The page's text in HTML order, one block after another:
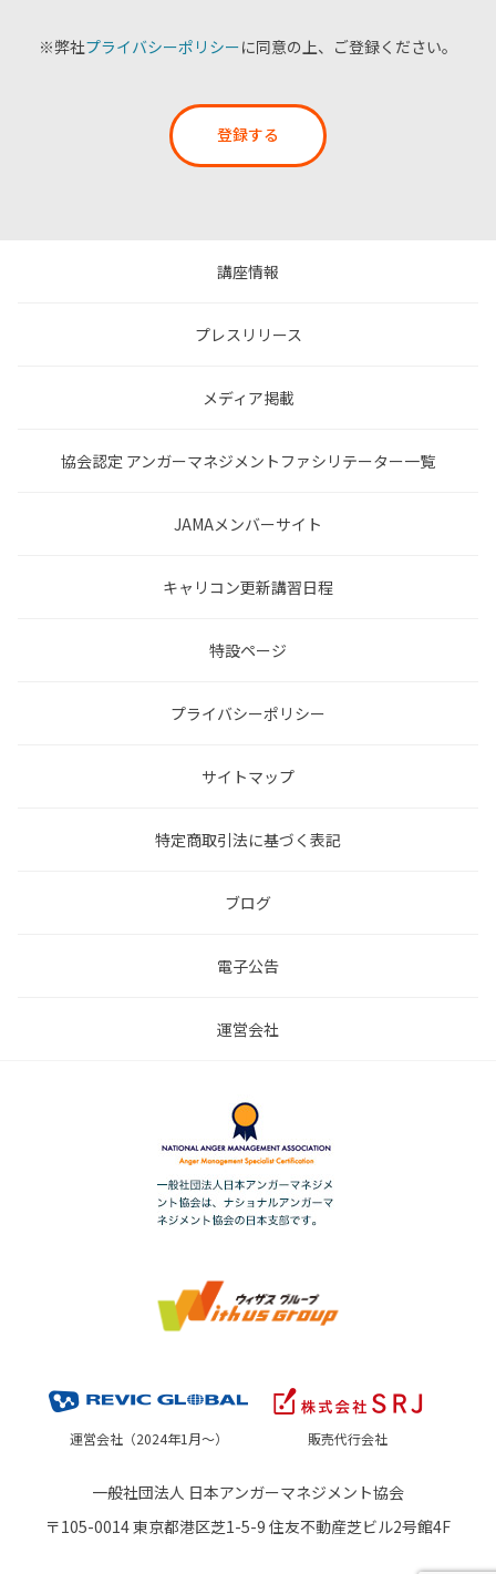
※弊社プライバシーポリシーに同意の上、ご登録ください。
登録する
講座情報
プレスリリース
メディア掲載
協会認定 アンガーマネジメントファシリテーター一覧
JAMAメンバーサイト
キャリコン更新講習日程
特設ページ
プライバシーポリシー
サイトマップ
特定商取引法に基づく表記
ブログ
電子公告
運営会社
運営会社（2024年1月～） 販売代行会社
一般社団法人 日本アンガーマネジメント協会
〒105-0014 東京都港区芝1-5-9 住友不動産芝ビル2号館4F